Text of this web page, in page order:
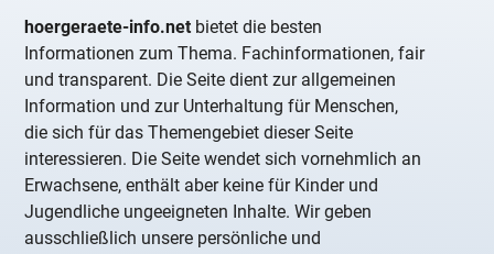
hoergeraete-info.net bietet die besten
Informationen zum Thema. Fachinformationen, fair
und transparent. Die Seite dient zur allgemeinen
Information und zur Unterhaltung für Menschen,
die sich für das Themengebiet dieser Seite
interessieren. Die Seite wendet sich vornehmlich an
Erwachsene, enthält aber keine für Kinder und
Jugendliche ungeeigneten Inhalte. Wir geben
ausschließlich unsere persönliche und